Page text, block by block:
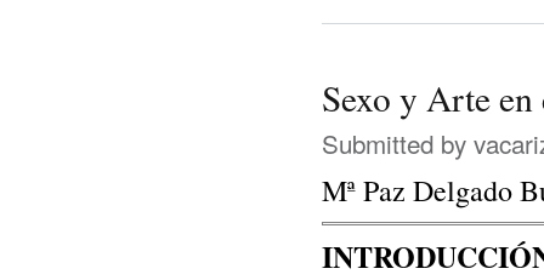
Sexo y Arte
Submitted by
Mª Paz Delgado